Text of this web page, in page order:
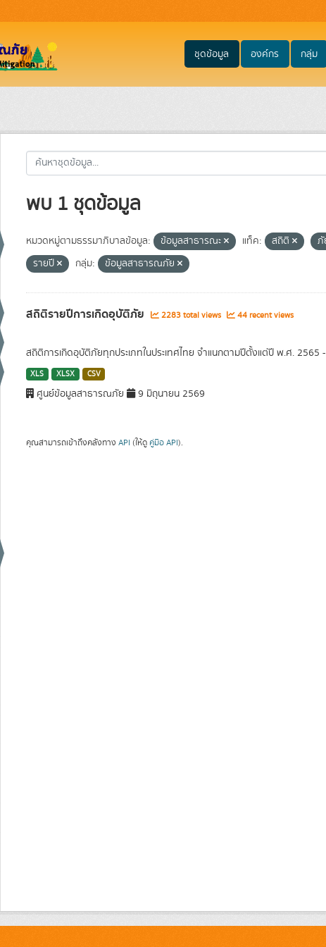
ชุดข้อมูล องค์กร กลุ่ม
พบ 1 ชุดข้อมูล
หมวดหมู่ตามธรรมาภิบาลข้อมูล: ข้อมูลสาธารณะ แท็ค: สถิติ
ภั
รายปี
กลุ่ม: ข้อมูลสาธารณภัย
สถิติรายปีการเกิดอุบัติภัย 2283 total views 44 recent views
สถิติการเกิดอุบัติภัยทุกประเภทในประเทศไทย จำแนกตามปีตั้งแต่ปี พ.ศ.
XLS XLSX CSV
ศูนย์ข้อมูลสาธารณภัย 9 มิถุนายน 2569
คุณสามารถเข้าถึงคลังทาง API (ให้ดู คู่มือ API).